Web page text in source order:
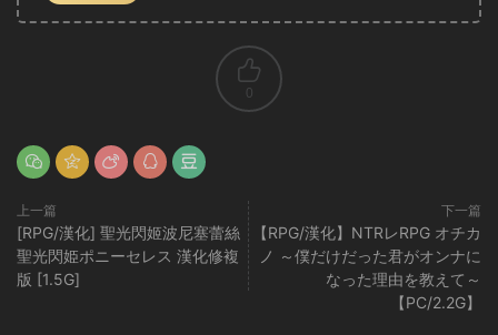
0
上一篇
[RPG/漢化] 聖光閃姬波尼塞蕾絲
聖光閃姫ポニーセレス 漢化修複
版 [1.5G]
下一篇
【RPG/漢化】NTRレRPG オチカ
ノ ～僕だけだった君がオンナに
なった理由を教えて～
【PC/2.2G】